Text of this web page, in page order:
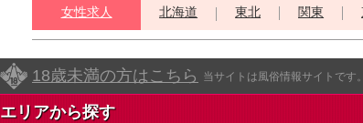
女性求人 北海道 東北 関東
18歳未満の方はこちら 当サイトは風俗情報サイトです
エリアから探す